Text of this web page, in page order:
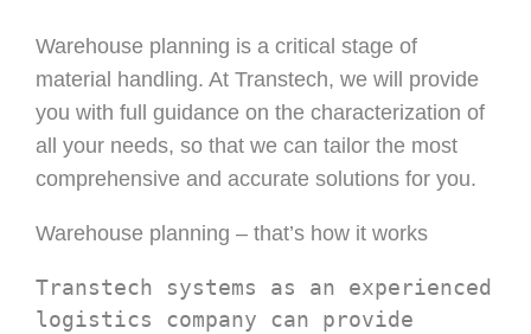
Warehouse planning is a critical stage of
material handling. At Transtech, we will provide
you with full guidance on the characterization of
all your needs, so that we can tailor the most
comprehensive and accurate solutions for you.
Warehouse planning – that’s how it works
Transtech systems as an experienced
logistics company can provide